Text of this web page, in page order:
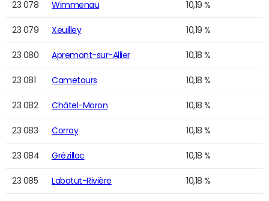
23 078 Wimmenau 10,19 %
23 079 Xeuilley 10,19 %
23 080 Apremont-sur-Allier 10,18 %
23 081 Cametours 10,18 %
23 082 Châtel-Moron 10,18 %
23 083 Corroy 10,18 %
23 084 Grézillac 10,18 %
23 085 Labatut-Rivière 10,18 %